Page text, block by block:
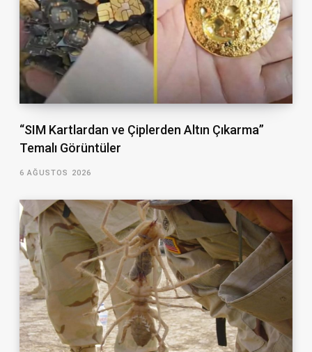
“SIM Kartlardan ve Çiplerden Altın Çıkarma”
Temalı Görüntüler
6 AĞUSTOS 2026